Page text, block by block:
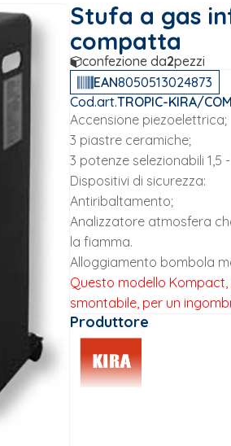
Stufa a gas
compatta
confezione da2pezzi
EAN8050513024873
Cod.art.TROPIC-KIRA/COM
Accensione piezoelettrica;
3 piastre ceramiche;
3 potenze selezionabili 1,5
Dispositivi di sicurezza:
Antiribaltamento;
Analizzatore atmosfera
la fiamma.
Alloggiamento bombola
Questo modello
smontabile, per un
Produttore